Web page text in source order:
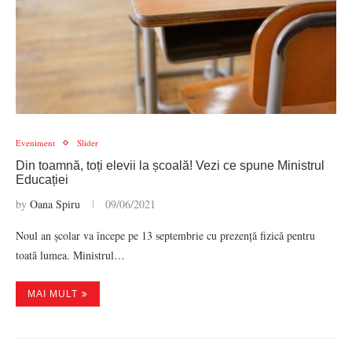
Eveniment Slider
Din toamnă, toți elevii la școală! Vezi ce spune Ministrul
Educației
by Oana Spiru 09/06/2021
Noul an școlar va începe pe 13 septembrie cu prezență fizică pentru
toată lumea. Ministrul…
MAI MULT